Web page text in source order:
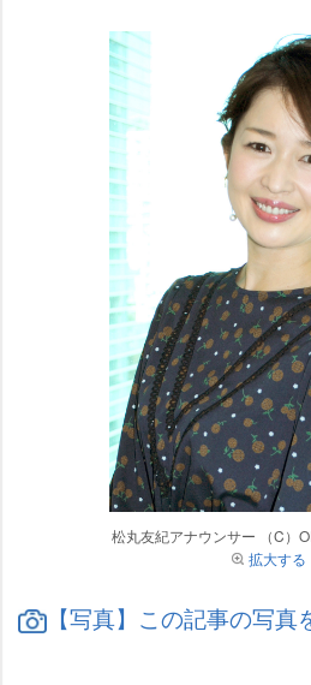
松丸友紀アナウンサー （C）
拡大する
【写真】この記事の写真